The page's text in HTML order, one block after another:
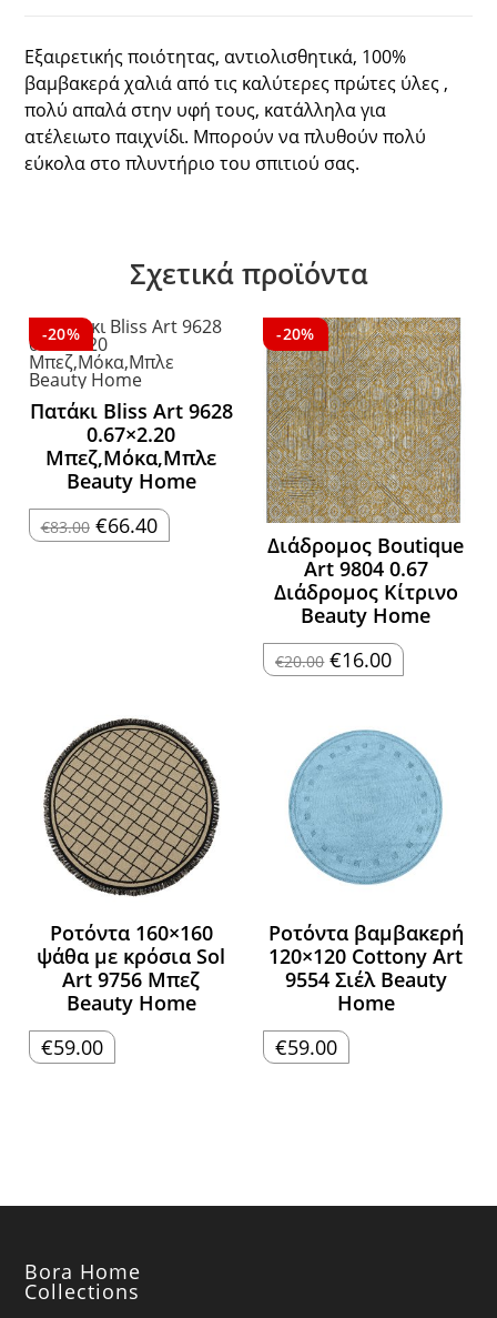
Εξαιρετικής ποιότητας, αντιολισθητικά, 100%
βαμβακερά χαλιά από τις καλύτερες πρώτες ύλες ,
πολύ απαλά στην υφή τους, κατάλληλα για
ατέλειωτο παιχνίδι. Μπορούν να πλυθούν πολύ
εύκολα στο πλυντήριο του σπιτιού σας.
Σχετικά προϊόντα
-20%
Πατάκι Bliss Art 9628
0.67×2.20
Μπεζ,Μόκα,Μπλε
Beauty Home
€83.00 Original
price
€66.40Η
τρέχουσα
-20%
Διάδρομος Boutique
Art 9804 0.67
Διάδρομος Κίτρινο
Beauty Home
€20.00 Original
price
€16.00Η
τρέχουσα
Ροτόντα 160×160
ψάθα με κρόσια Sol
Art 9756 Μπεζ
Beauty Home
€59.00
Ροτόντα βαμβακερή
120×120 Cottony Art
9554 Σιέλ Beauty
Home
€59.00
Bora Home
Collections